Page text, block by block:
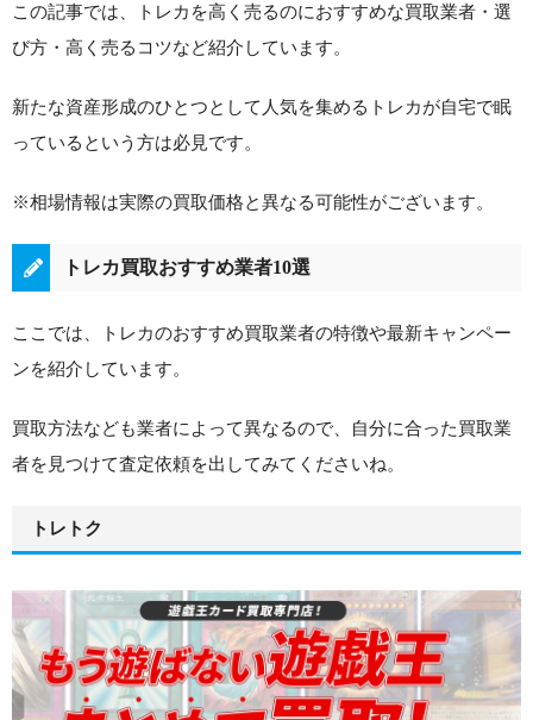
この記事では、トレカを高く売るのにおすすめな買取業者・選
び方・高く売るコツなど紹介しています。
新たな資産形成のひとつとして人気を集めるトレカが自宅で眠
っているという方は必見です。
※相場情報は実際の買取価格と異なる可能性がございます。
トレカ買取おすすめ業者10選
ここでは、トレカのおすすめ買取業者の特徴や最新キャンペー
ンを紹介しています。
買取方法なども業者によって異なるので、自分に合った買取業
者を見つけて査定依頼を出してみてくださいね。
トレトク